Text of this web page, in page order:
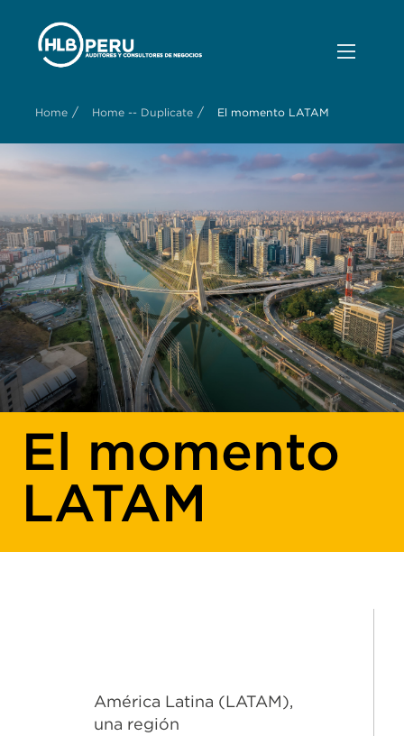
Home / Home -- Duplicate / El momento LATAM
El momento
LATAM
América Latina (LATAM),
una región